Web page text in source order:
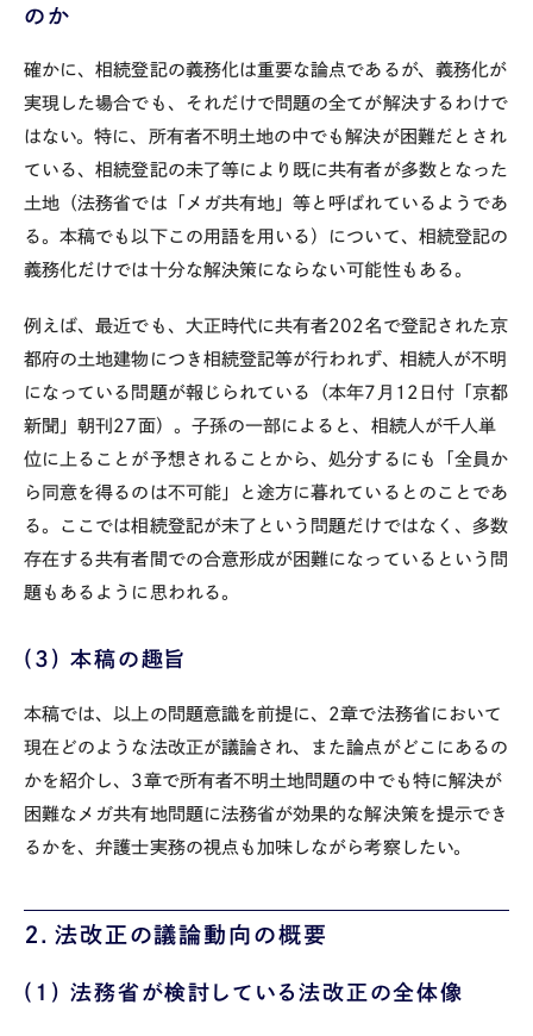
のか
確かに、相続登記の義務化は重要な論点であるが、義務化が
実現した場合でも、それだけで問題の全てが解決するわけで
はない。特に、所有者不明土地の中でも解決が困難だとされ
ている、相続登記の未了等により既に共有者が多数となった
土地（法務省では「メガ共有地」等と呼ばれているようであ
る。本稿でも以下この用語を用いる）について、相続登記の
義務化だけでは十分な解決策にならない可能性もある。
例えば、最近でも、大正時代に共有者202 名で登記された京
都府の土地建物につき相続登記等が行われず、相続人が不明
になっている問題が報じられている（本年7 月 12 日付「京都
新聞」朝刊 27面）。子孫の一部によると、相続人が千人単
位に上ることが予想されることから、処分するにも「全員か
ら同意を得るのは不可能」と途方に暮れているとのことであ
る。ここでは相続登記が未了という問題だけではなく、多数
存在する共有者間での合意形成が困難になっているという問
題もあるように思われる。
(3)本稿の趣旨
本稿では、以上の問題意識を前提に、 2章で法務省において
現在どのような法改正が議論され、また論点がどこにあるの
かを紹介し、 3章で所有者不明土地問題の中でも特に解決が
困難なメガ共有地問題に法務省が効果的な解決策を提示でき
るかを、弁護士実務の視点も加味しながら考察したい。
２．法改正の議論動向の概要
(1)法務省が検討している法改正の全体像